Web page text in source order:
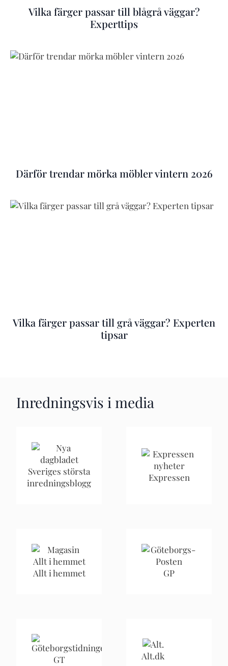
Vilka färger passar till blågrå väggar?
Experttips
Därför trendar mörka möbler vintern 2026
Vilka färger passar till grå väggar? Experten
tipsar
Inredningsvis i media
Sveriges största
inredningsblogg
Expressen
Allt i hemmet GP
GT Alt.dk